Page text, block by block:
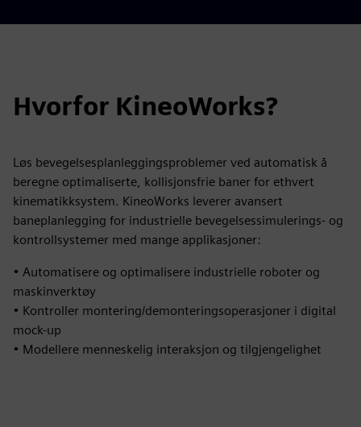
Hvorfor KineoWorks?
Løs bevegelsesplanleggingsproblemer ved automatisk å
beregne optimaliserte, kollisjonsfrie baner for ethvert
kinematikksystem. KineoWorks leverer avansert
baneplanlegging for industrielle bevegelsessimulerings- og
kontrollsystemer med mange applikasjoner:
• Automatisere og optimalisere industrielle roboter og
maskinverktøy
• Kontroller montering/demonteringsoperasjoner i digital
mock-up
• Modellere menneskelig interaksjon og tilgjengelighet